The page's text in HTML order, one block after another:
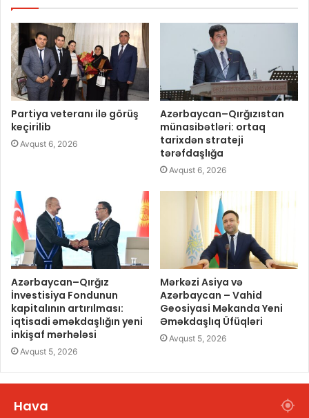
Partiya veteranı ilə görüş
keçirilib
Avqust 6, 2026
Azərbaycan–Qırğızıstan
münasibətləri: ortaq
tarixdən strateji
tərəfdaşlığa
Avqust 6, 2026
Azərbaycan–Qırğız
İnvestisiya Fondunun
kapitalının artırılması:
iqtisadi əməkdaşlığın yeni
inkişaf mərhələsi
Avqust 5, 2026
Mərkəzi Asiya və
Azərbaycan – Vahid
Geosiyasi Məkanda Yeni
Əməkdaşlıq Üfüqləri
Avqust 5, 2026
Hava